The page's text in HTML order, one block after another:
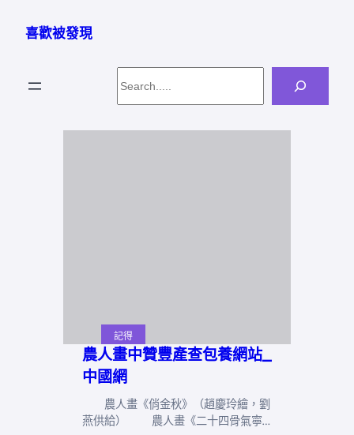
喜歡被發現
記得
農人畫中贊豐產查包養網站_
中國網
農人畫《俏金秋》（趙慶玲繪，劉
燕供給） 農人畫《二十四骨氣寧…